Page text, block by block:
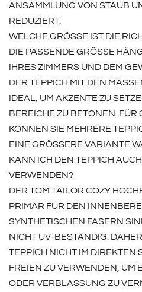
ANSAMMLUNG VON STAUB
REDUZIERT.
WELCHE GRÖSSE IST DIE
DIE PASSENDE GRÖSSE
RES ZIMMERS UND DEM
R TEPPICH MIT DEN MASSEN
AL, UM AKZENTE ZU SETZEN
EICHE ZU BETONEN. FÜR
EN SIE MEHRERE TEPPICHE
GRÖSSERE VARIANTE
KANN ICH DEN TEPPICH AUCH
ERWENDEN?
DER TOM TAILOR COZY
PRIMÄR FÜR DEN
SYNTHETISCHEN FASERN
NICHT UV-BESTÄNDIG.
TEPPICH NICHT IM DIREKTEN
FREIEN ZU VERWENDEN, UM
ODER VERBLASSUNG ZU